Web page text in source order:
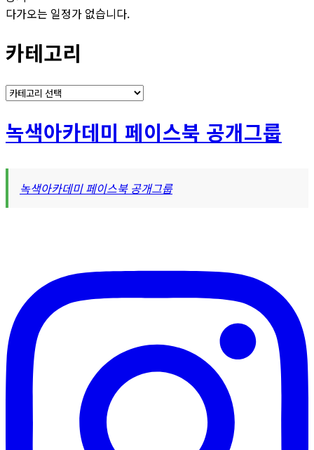
다가오는 일정가 없습니다.
카테고리
카
고
리
녹색아카데미 페이스북 공개그룹
녹색아카데미 페이스북 공개그룹